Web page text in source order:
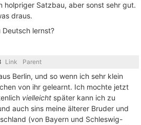
holpriger Satzbau, aber sonst sehr gut.
draus.
lernst?
Link Parent
Berlin, und so wenn ich sehr klein
von ihr gelearnt. Ich mochte jetzt
vielleicht später kann ich zu
auch sins meine älterer Bruder und
(von Bayern und Schleswig-